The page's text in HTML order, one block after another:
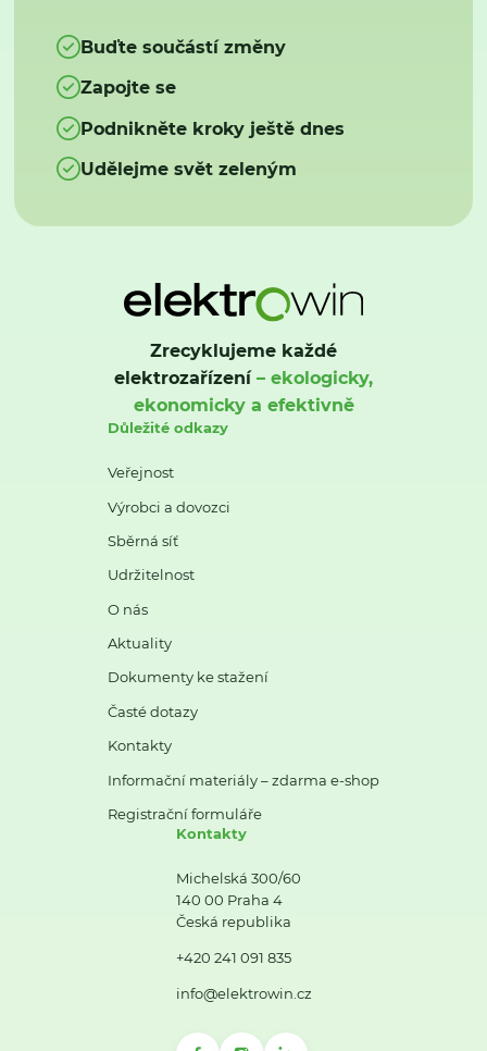
Buďte součástí změny
Zapojte se
Podnikněte kroky ještě dnes
Udělejme svět zeleným
Zrecyklujeme každé
elektrozařízení– ekologicky,
ekonomicky a efektivně
Důležité odkazy
Veřejnost
Výrobci a dovozci
Sběrná síť
Udržitelnost
O nás
Aktuality
Dokumenty ke stažení
Časté dotazy
Kontakty
Informační materiály – zdarma e-shop
Registrační formuláře
Kontakty
Michelská 300/60
140 00 Praha 4
Česká republika
+420 241 091 835
info@elektrowin.cz